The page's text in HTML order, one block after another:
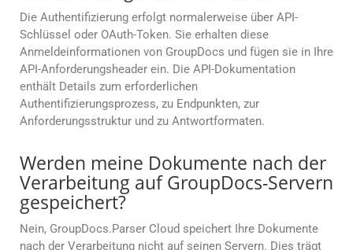
Die Authentifizierung erfolgt normalerweise über API-
Schlüssel oder OAuth-Token. Sie erhalten diese
Anmeldeinformationen von GroupDocs und fügen sie in Ihre
API-Anforderungsheader ein. Die API-Dokumentation
enthält Details zum erforderlichen
Authentifizierungsprozess, zu Endpunkten, zur
Anforderungsstruktur und zu Antwortformaten.
Werden meine Dokumente nach der
Verarbeitung auf GroupDocs-Servern
gespeichert?
Nein, GroupDocs.Parser Cloud speichert Ihre Dokumente
nach der Verarbeitung nicht auf seinen Servern. Dies trägt